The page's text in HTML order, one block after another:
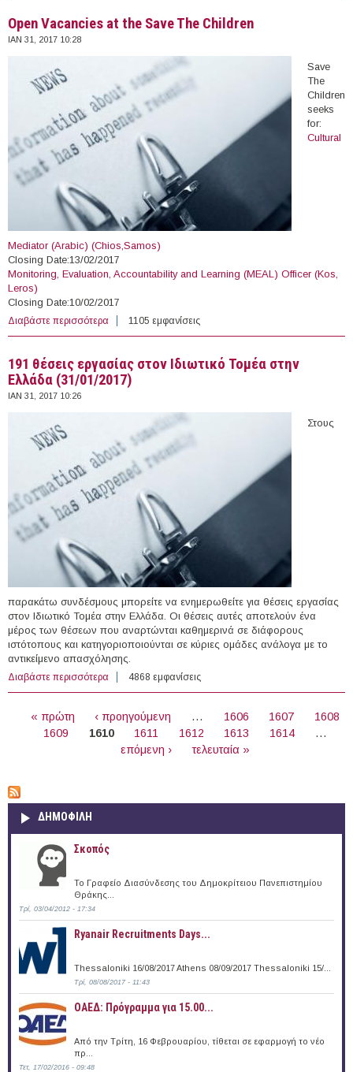
Open Vacancies at the Save The Children
ΙΑΝ 31, 2017 10:28
Save
The
Children
seeks
for:
Cultural
Mediator (Arabic) (Chios,Samos)
Closing Date:13/02/2017
Monitoring, Evaluation, Accountability and Learning (MEAL) Officer (Kos,
Leros)
Closing Date:10/02/2017
Διαβάστε περισσότερα για Open Vacancies at the Save The Children
1105 εμφανίσεις
191 θέσεις εργασίας στον Ιδιωτικό Τομέα στην
Ελλάδα (31/01/2017)
ΙΑΝ 31, 2017 10:26
Στους
παρακάτω συνδέσμους μπορείτε να ενημερωθείτε για θέσεις εργασίας
στον Ιδιωτικό Τομέα στην Ελλάδα. Οι θέσεις αυτές αποτελούν ένα
μέρος των θέσεων που αναρτώνται καθημερινά σε διάφορους
ιστότοπους και κατηγοριοποιούνται σε κύριες ομάδες ανάλογα με το
αντικείμενο απασχόλησης.
Διαβάστε περισσότερα για 191 θέσεις εργασίας στον Ιδιωτικό Τομέα στην
Ελλάδα (31/01/2017)
4868 εμφανίσεις
« πρώτη ‹ προηγούμενη … 1606 1607
1608
1609
1610 1611 1612 1613 1614
…
επόμενη ›
τελευταία »
ΔΗΜΟΦΙΛΗ
Σκοπός
Το Γραφείο Διασύνδεσης του Δημοκρίτειου Πανεπιστημίου
Θράκης...
Τρί, 03/04/2012 - 17:34
Ryanair Recruitments Days...
Thessaloniki 16/08/2017 Athens 08/09/2017 Thessaloniki 15/...
Τρί, 08/08/2017 - 11:43
ΟΑΕΔ: Πρόγραμμα για 15.00...
Από την Τρίτη, 16 Φεβρουαρίου, τίθεται σε εφαρμογή το νέο
πρ...
Τετ, 17/02/2016 - 09:48